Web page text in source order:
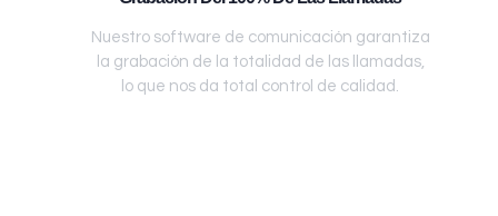
Nuestro software de comunicación garantiza
la grabación de la totalidad de las llamadas,
lo que nos da total control de calidad.